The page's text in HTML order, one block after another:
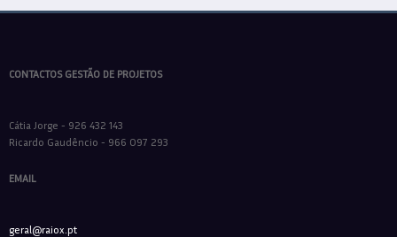
CONTACTOS GESTÃO DE PROJETOS
Cátia Jorge - 926 432 143
Ricardo Gaudêncio - 966 097 293
EMAIL
geral@raiox.pt